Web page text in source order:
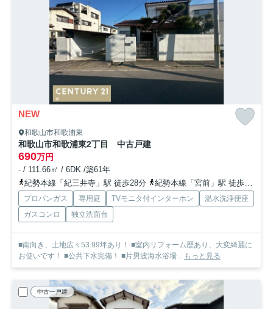
NEW
和歌山市和歌浦東
和歌山市和歌浦東2丁目 中古戸建
690万円
- / 111.66㎡ / 6DK /築61年
紀勢本線「紀三井寺」駅 徒歩28分
紀勢本線「宮前」駅 徒歩44分
プロパンガス 専用庭 TVモニタ付インターホン
温水洗浄便座
ガスコンロ
独立洗面台
■南向き、土地広々53.99坪あり！ ■室内リフォーム歴あり、大変綺麗に
お使いです！ ■公共下水完備！ ■片男波海水浴場... もっと見る
中古一戸建